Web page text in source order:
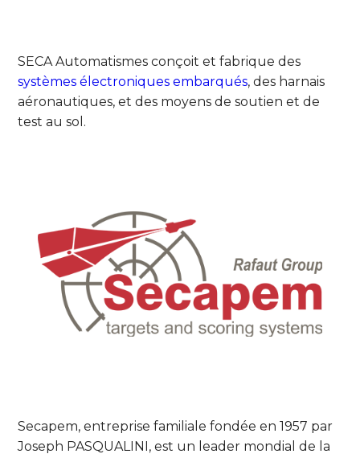
SECA Automatismes conçoit et fabrique des
systèmes électroniques embarqués, des harnais
aéronautiques, et des moyens de soutien et de
test au sol.
Secapem, entreprise familiale fondée en 1957 par
Joseph PASQUALINI, est un leader mondial de la